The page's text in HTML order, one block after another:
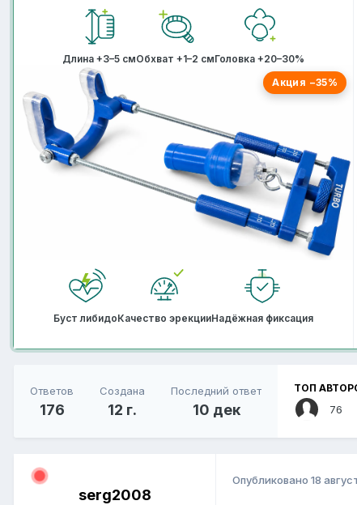
Длина +3–5 смОбхват +1–2 смГоловка +20–30%
Акция −35%
Буст либидоКачество эрекцииНадёжная фиксация
Ответов
176
Создана
12 г.
Последний ответ
10 дек
ТОП
76
serg2008
Опубликовано 18